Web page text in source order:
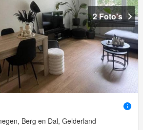
2 Foto's
Berg en Dal, Gelderland